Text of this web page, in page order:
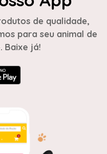
de qualidade,
para seu animal de
Baixe já!